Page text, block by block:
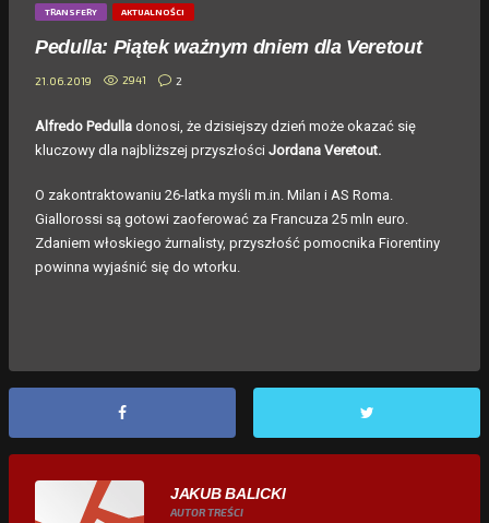
TRANSFERY AKTUALNOŚCI
Pedulla: Piątek ważnym dniem dla Veretout
21.06.2019 2941 2
Alfredo Pedulla donosi, że dzisiejszy dzień może okazać się
kluczowy dla najbliższej przyszłości Jordana Veretout.
O zakontraktowaniu 26-latka myśli m.in. Milan i AS Roma.
Giallorossi są gotowi zaoferować za Francuza 25 mln euro.
Zdaniem włoskiego żurnalisty, przyszłość pomocnika Fiorentiny
powinna wyjaśnić się do wtorku.
JAKUB BALICKI
AUTOR TREŚCI